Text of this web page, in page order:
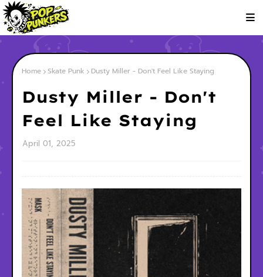
Home Skate Punk Dusty Miller - Don't Feel Like Staying
Dusty Miller - Don't
Feel Like Staying
April 01, 2025